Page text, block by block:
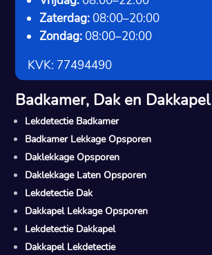
Zaterdag: 08:00–20:00
Zondag: 08:00–20:00
KVK: 77494490
Badkamer, Dak en Dakkapel
Lekdetectie Badkamer
Badkamer Lekkage Opsporen
Daklekkage Opsporen
Daklekkage Laten Opsporen
Lekdetectie Dak
Dakkapel Lekkage Opsporen
Lekdetectie Dakkapel
Dakkapel Lekdetectie